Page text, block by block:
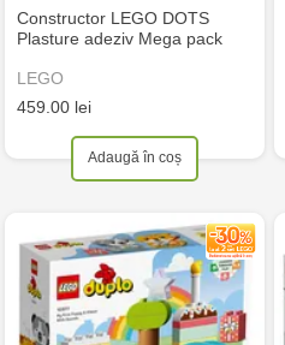
Constructor LEGO DOTS
Plasture adeziv Mega pack
LEGO
459.00 lei
Adaugă în coș